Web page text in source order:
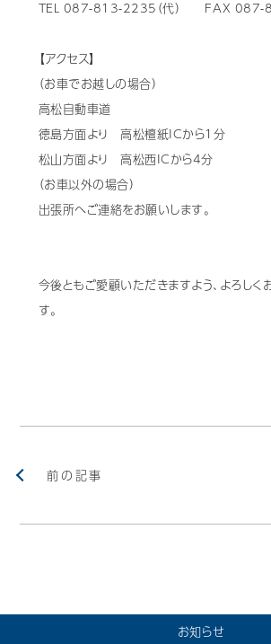
Showroom 営業所・ショールーム
Support 保守・サポート
Company 会社情報
Recruit 採用情報
Contact お問い合わせ
TEL 087-813-2235（代） FAX 087-
【アクセス】
（お車でお越しの場合）
高松自動車道
徳島方面より 高松檀紙ICから1分
松山方面より 高松西ICから4分
（お車以外の場合）
出張所へご連絡をお願いします。
今後ともご愛顧いただきますよう、よろし
す。
前の記事
お知らせ